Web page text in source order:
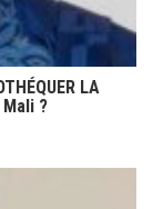
LA
Mali ?